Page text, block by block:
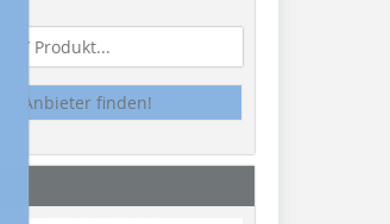
Anbieter finden!